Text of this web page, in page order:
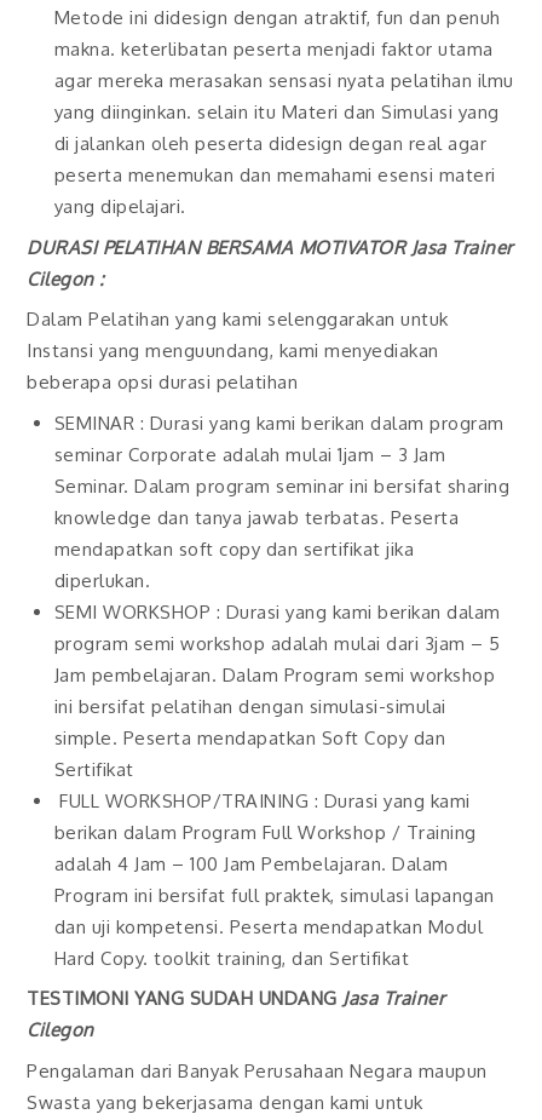
Metode ini didesign dengan atraktif, fun dan penuh
makna. keterlibatan peserta menjadi faktor utama
agar mereka merasakan sensasi nyata pelatihan ilmu
yang diinginkan. selain itu Materi dan Simulasi yang
di jalankan oleh peserta didesign degan real agar
peserta menemukan dan memahami esensi materi
yang dipelajari.
DURASI PELATIHAN BERSAMA MOTIVATOR Jasa Trainer
Cilegon :
Dalam Pelatihan yang kami selenggarakan untuk
Instansi yang menguundang, kami menyediakan
beberapa opsi durasi pelatihan
SEMINAR : Durasi yang kami berikan dalam program
seminar Corporate adalah mulai 1jam – 3 Jam
Seminar. Dalam program seminar ini bersifat sharing
knowledge dan tanya jawab terbatas. Peserta
mendapatkan soft copy dan sertifikat jika
diperlukan.
SEMI WORKSHOP : Durasi yang kami berikan dalam
program semi workshop adalah mulai dari 3jam – 5
Jam pembelajaran. Dalam Program semi workshop
ini bersifat pelatihan dengan simulasi-simulai
simple. Peserta mendapatkan Soft Copy dan
Sertifikat
FULL WORKSHOP/TRAINING : Durasi yang kami
berikan dalam Program Full Workshop / Training
adalah 4 Jam – 100 Jam Pembelajaran. Dalam
Program ini bersifat full praktek, simulasi lapangan
dan uji kompetensi. Peserta mendapatkan Modul
Hard Copy. toolkit training, dan Sertifikat
TESTIMONI YANG SUDAH UNDANG Jasa Trainer
Cilegon
Pengalaman dari Banyak Perusahaan Negara maupun
Swasta yang bekerjasama dengan kami untuk